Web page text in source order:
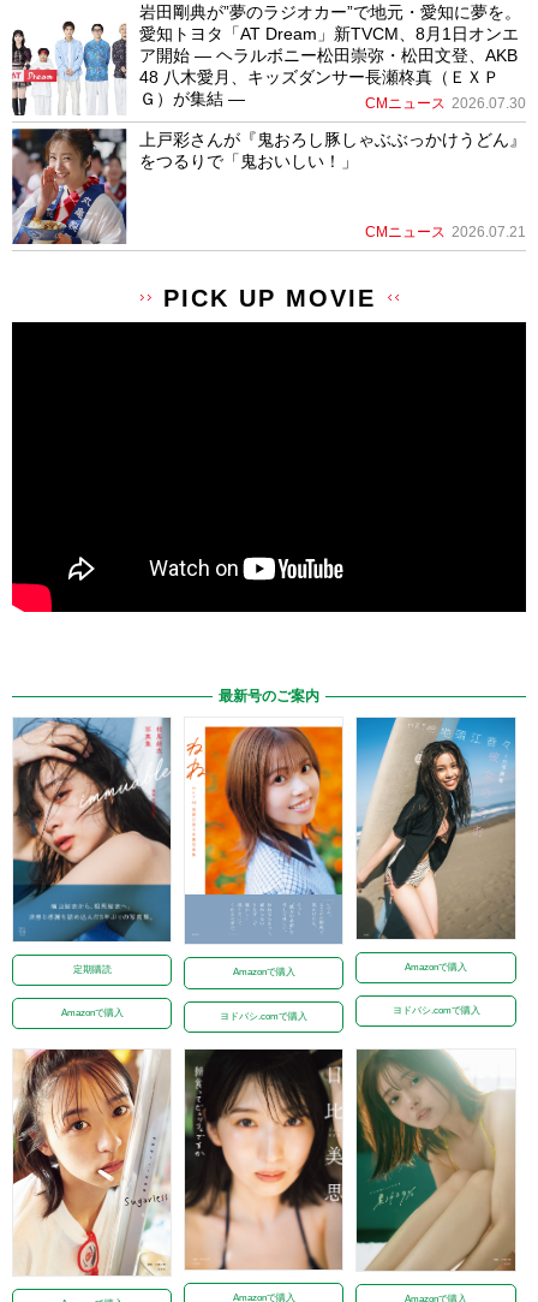
岩田剛典が”夢のラジオカー”で地元・愛知に夢を。
愛知トヨタ「AT Dream」新TVCM、8月1日オンエ
ア開始 ― ヘラルボニー松田崇弥・松田文登、AKB
48 八木愛月、キッズダンサー長瀬柊真（ＥＸＰ
Ｇ）が集結 ―
CMニュース 2026.07.30
上戸彩さんが『鬼おろし豚しゃぶぶっかけうどん』
をつるりで「鬼おいしい！」
CMニュース 2026.07.21
PICK UP MOVIE
最新号のご案内
定期購読
Amazonで購入
Amazonで購入
ヨドバシ.comで購入
Amazonで購入
ヨドバシ.comで購入
Amazonで購入 Amazonで購入